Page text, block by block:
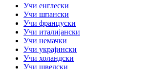
Учи енглески
Учи шпански
Учи француски
Учи италијански
Учи немачки
Учи украјински
Учи холандски
Учи шведски